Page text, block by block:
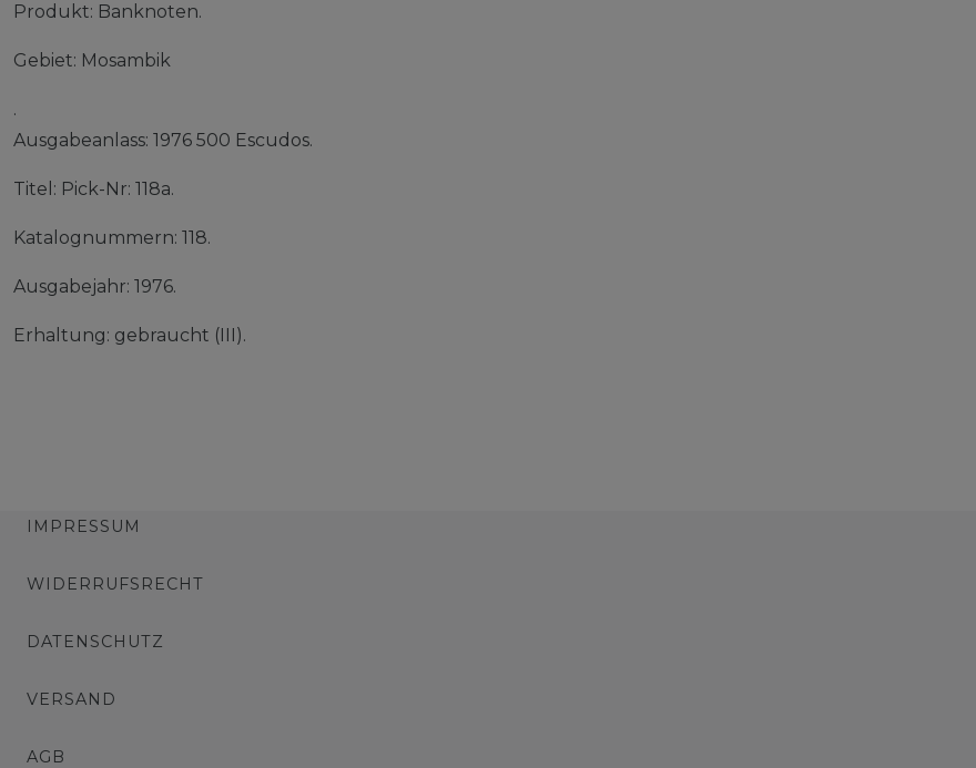
Produkt: Banknoten.
Gebiet: Mosambik
.
Ausgabeanlass: 1976 500 Escudos.
Titel: Pick-Nr: 118a.
Katalognummern: 118.
Ausgabejahr: 1976.
Erhaltung: gebraucht (III).
IMPRESSUM
WIDERRUFSRECHT
DATENSCHUTZ
VERSAND
AGB